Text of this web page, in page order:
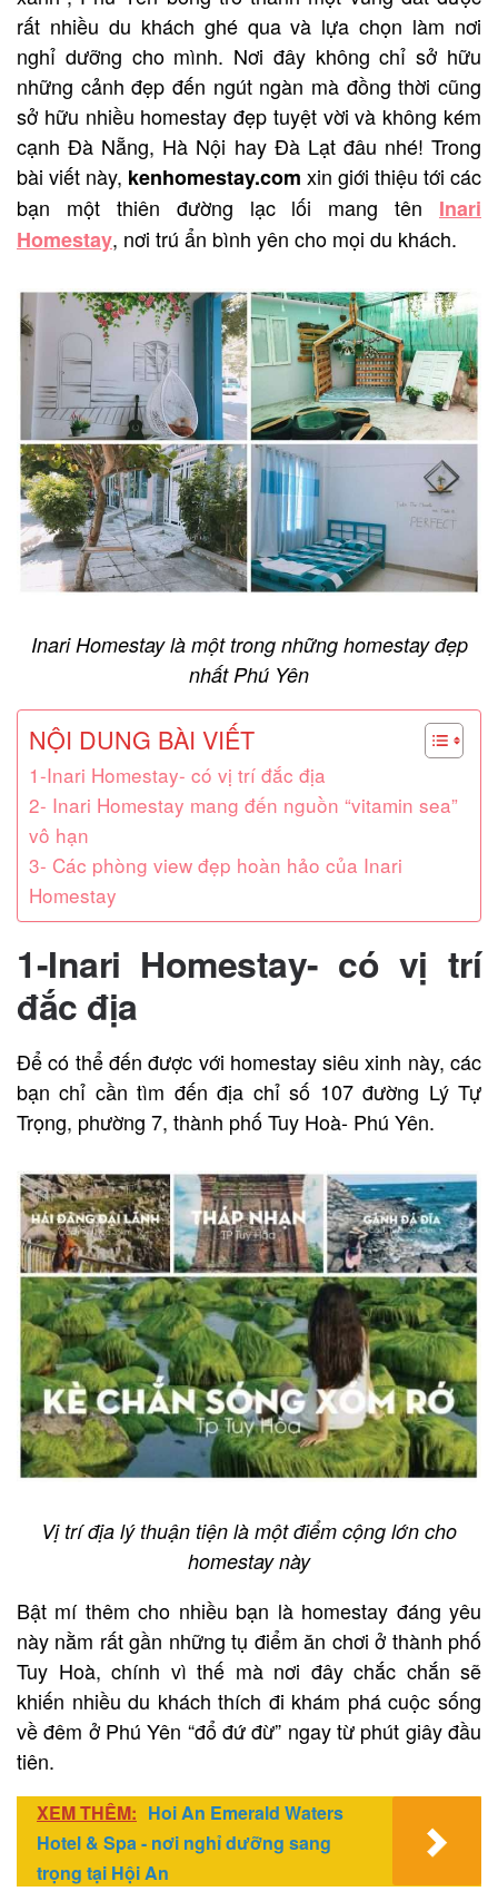
rất nhiều du khách ghé qua và lựa chọn làm nơi
nghỉ dưỡng cho mình. Nơi đây không chỉ sở hữu
những cảnh đẹp đến ngút ngàn mà đồng thời cũng
sở hữu nhiều homestay đẹp tuyệt vời và không kém
cạnh Đà Nẵng, Hà Nội hay Đà Lạt đâu nhé! Trong
bài viết này, kenhomestay.com xin giới thiệu tới các
bạn một thiên đường lạc lối mang tên Inari
Homestay, nơi trú ẩn bình yên cho mọi du khách.
Inari Homestay là một trong những homestay đẹp
nhất Phú Yên
NỘI DUNG BÀI VIẾT
1-Inari Homestay- có vị trí đắc địa
2- Inari Homestay mang đến nguồn “vitamin sea”
vô hạn
3- Các phòng view đẹp hoàn hảo của Inari
Homestay
1-Inari Homestay- có vị trí
đắc địa
Để có thể đến được với homestay siêu xinh này, các
bạn chỉ cần tìm đến địa chỉ số 107 đường Lý Tự
Trọng, phường 7, thành phố Tuy Hoà- Phú Yên.
Vị trí địa lý thuận tiện là một điểm cộng lớn cho
homestay này
Bật mí thêm cho nhiều bạn là homestay đáng yêu
này nằm rất gần những tụ điểm ăn chơi ở thành phố
Tuy Hoà, chính vì thế mà nơi đây chắc chắn sẽ
khiến nhiều du khách thích đi khám phá cuộc sống
về đêm ở Phú Yên “đổ đứ đừ” ngay từ phút giây đầu
tiên.
XEM THÊM: Hoi An Emerald Waters
Hotel & Spa - nơi nghỉ dưỡng sang
trọng tại Hội An